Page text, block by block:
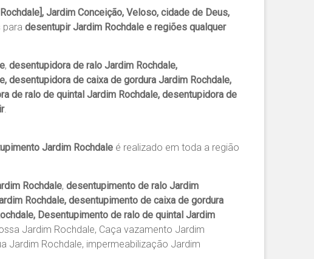
Jardim Conceição, Veloso, cidade de Deus,
para desentupir Jardim Rochdale e regiões qualquer
, desentupidora de ralo Jardim Rochdale,
desentupidora de caixa de gordura Jardim Rochdale,
de ralo de quintal Jardim Rochdale, desentupidora de
.
Jardim Rochdale é realizado em toda a região
Rochdale, desentupimento de ralo Jardim
Rochdale, desentupimento de caixa de gordura
Desentupimento de ralo de quintal Jardim
Jardim Rochdale, Caça vazamento Jardim
Jardim Rochdale, impermeabilização Jardim